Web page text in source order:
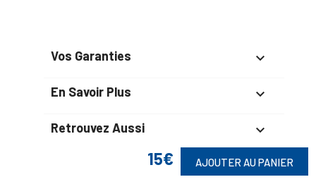
15€ AJOUTER AU PANIER
Vos Garanties 
En Savoir Plus 
Retrouvez Aussi 